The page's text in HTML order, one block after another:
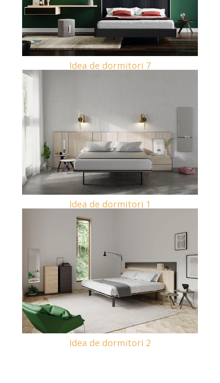
Idea de dormitori 7
Idea de dormitori 1
Idea de dormitori 2